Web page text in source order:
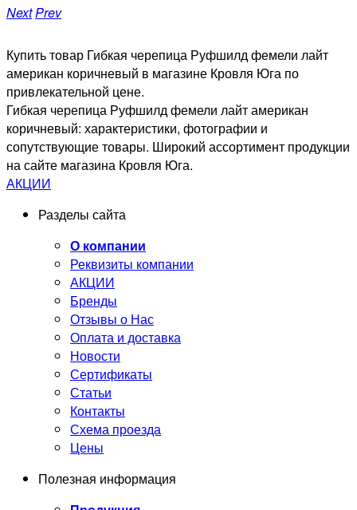
NextPrev
Купить товар Гибкая черепица Руфшилд фемели лайт
американ коричневый в магазине Кровля Юга по
привлекательной цене.
Гибкая черепица Руфшилд фемели лайт американ
коричневый: характеристики, фотографии и
сопутствующие товары. Широкий ассортимент продукции
на сайте магазина Кровля Юга.
АКЦИИ
Разделы сайта
О компании
Реквизиты компании
АКЦИИ
Бренды
Отзывы о Нас
Оплата и доставка
Новости
Сертификаты
Статьи
Контакты
Схема проезда
Цены
Полезная информация